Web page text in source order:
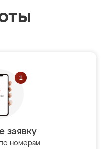
заявку
по номерам